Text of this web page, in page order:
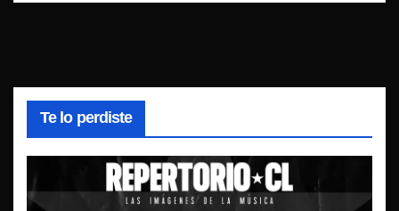
Te lo perdiste